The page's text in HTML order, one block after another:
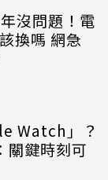
沒問題！電
換嗎 網急
Watch」？
關鍵時刻可